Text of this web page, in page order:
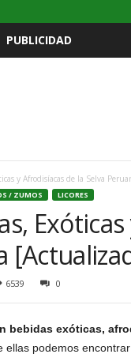
PUBLICIDAD
y Afrodisíacas de la Selva
/ ZUMOS LICORES
6539 0
bebidas exóticas,
ellas podemos encontrar